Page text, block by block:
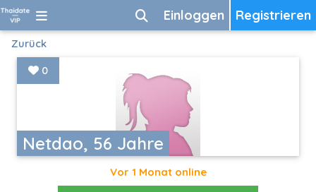
Registrieren
Einloggen
Zurück
Netdao, 56 Jahre
0
Vor 1 Monat online